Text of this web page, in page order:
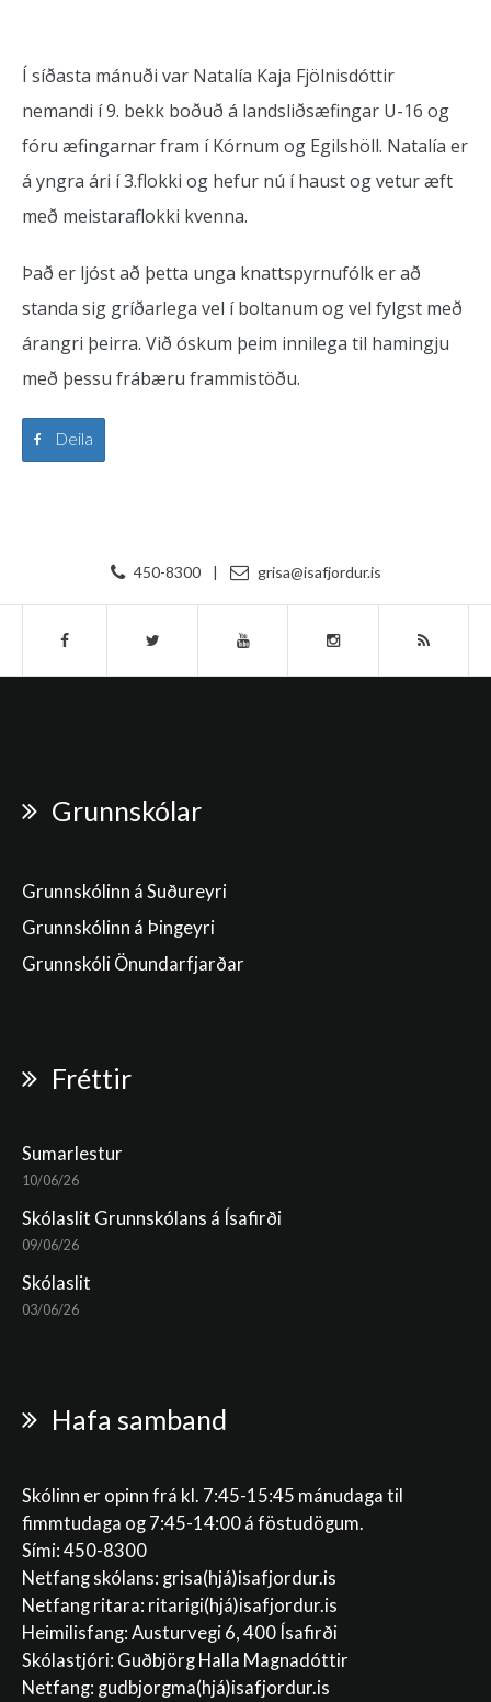
Í síðasta mánuði var Natalía Kaja Fjölnisdóttir
nemandi í 9. bekk boðuð á landsliðsæfingar U-16 og
fóru æfingarnar fram í Kórnum og Egilshöll. Natalía er
á yngra ári í 3.flokki og hefur nú í haust og vetur æft
með meistaraflokki kvenna.
Það er ljóst að þetta unga knattspyrnufólk er að
standa sig gríðarlega vel í boltanum og vel fylgst með
árangri þeirra. Við óskum þeim innilega til hamingju
með þessu frábæru frammistöðu.
Deila
450-8300 | grisa@isafjordur.is
Grunnskólar
Grunnskólinn á Suðureyri
Grunnskólinn á Þingeyri
Grunnskóli Önundarfjarðar
Fréttir
Sumarlestur
10/06/26
Skólaslit Grunnskólans á Ísafirði
09/06/26
Skólaslit
03/06/26
Hafa samband
Skólinn er opinn frá kl. 7:45-15:45 mánudaga til
fimmtudaga og 7:45-14:00 á föstudögum.
Sími: 450-8300
Netfang skólans: grisa(hjá)isafjordur.is
Netfang ritara: ritarigi(hjá)isafjordur.is
Heimilisfang: Austurvegi 6, 400 Ísafirði
Skólastjóri: Guðbjörg Halla Magnadóttir
Netfang: gudbjorgma(hjá)isafjordur.is